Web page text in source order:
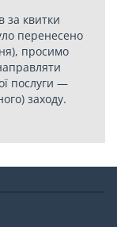
за квитки
перенесено
просимо
послуги —
заходу.